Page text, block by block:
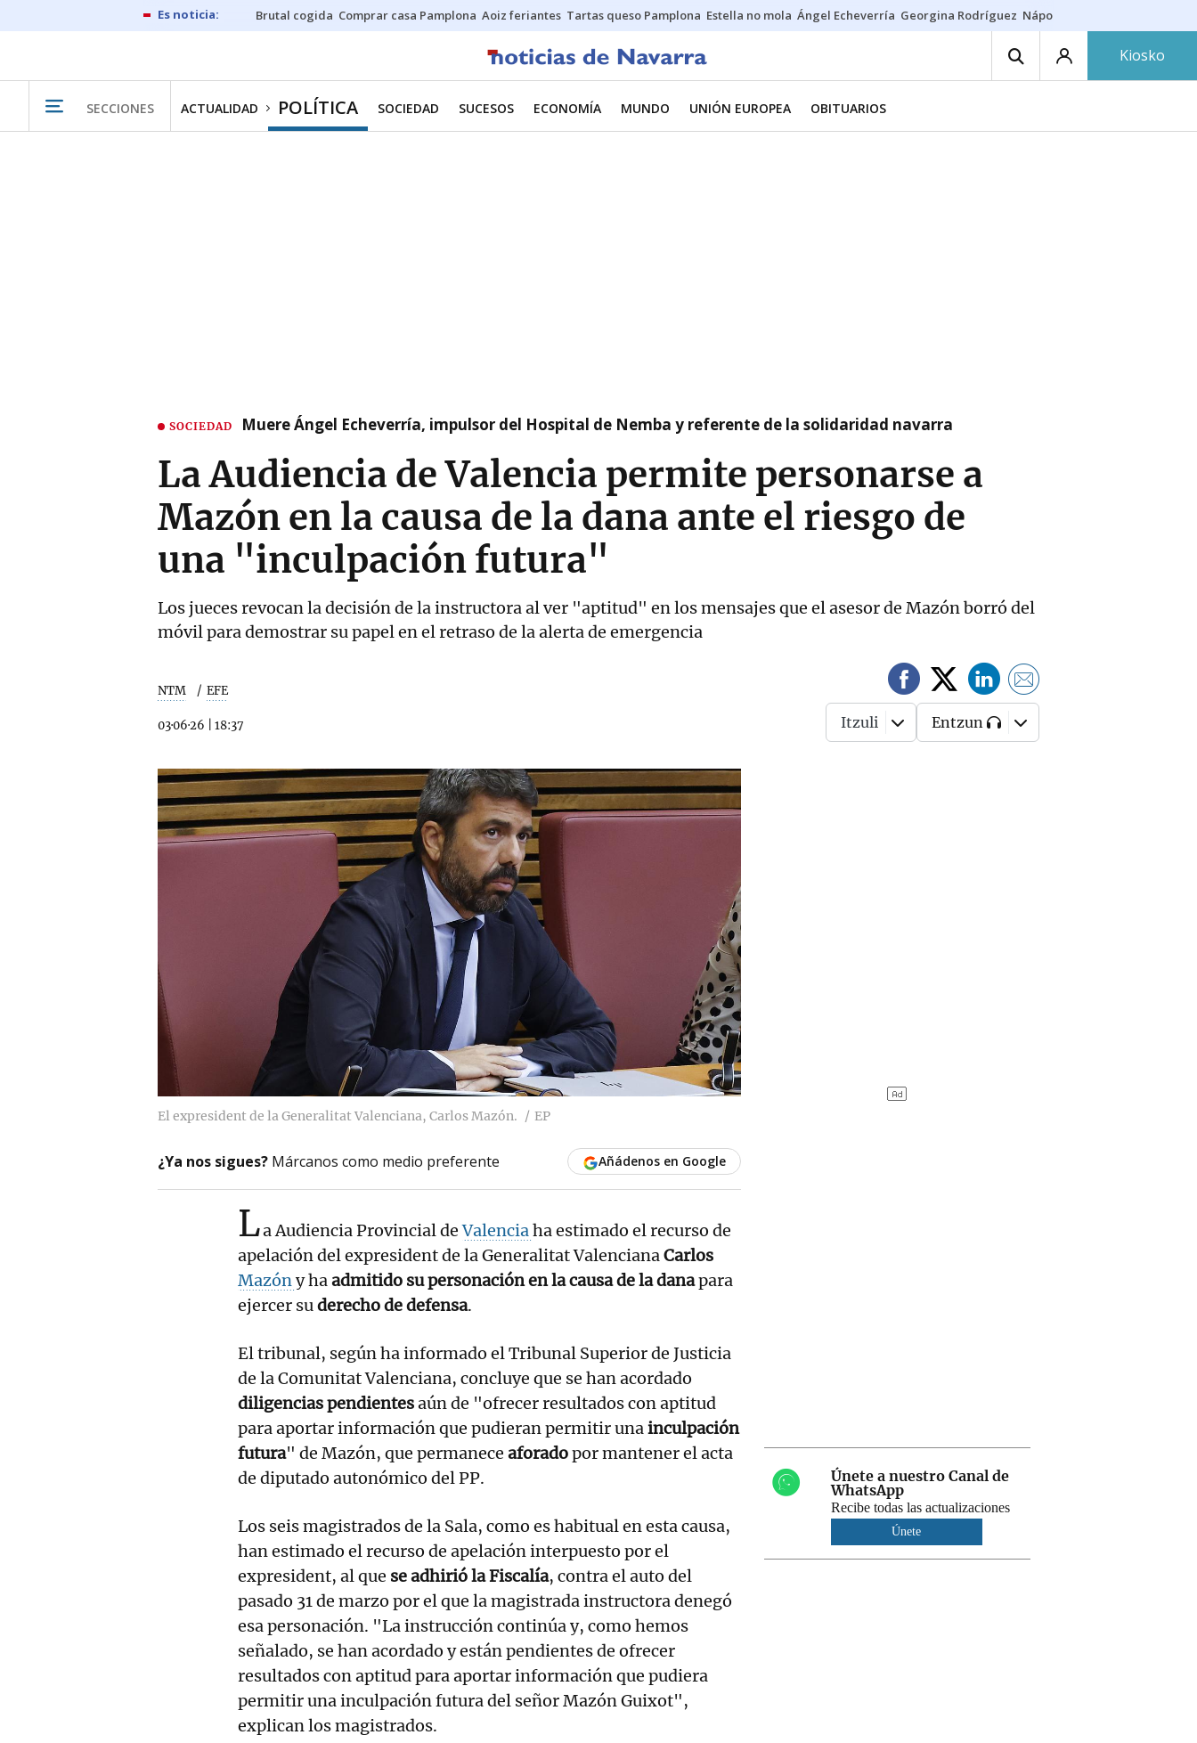
Brutal cogida Comprar casa Pamplona Aoiz feriantes Tartas queso Pamplona Estella no mola Ángel Echeverría Georgina Rodríguez Nápoles - Osasuna
Kiosko
SECCIONES ACTUALIDAD POLÍTICA SOCIEDAD SUCESOS ECONOMÍA MUNDO UNIÓN EUROPEA OBITUARIOS
SOCIEDAD Muere Ángel Echeverría, impulsor del Hospital de Nemba y referente de la solidaridad navarra
La Audiencia de Valencia permite personarse a
Mazón en la causa de la dana ante el riesgo de
una "inculpación futura"
Los jueces revocan la decisión de la instructora al ver "aptitud" en los mensajes que el asesor de Mazón borró del
móvil para demostrar su papel en el retraso de la alerta de emergencia
NTM EFE
03·06·26 18:37 Itzuli Entzun
El expresident de la Generalitat Valenciana, Carlos Mazón. EP
¿Ya nos sigues? Márcanos como medio preferente Añádenos en Google
La Audiencia Provincial deValenciaha estimado el recurso de
apelación del expresident de la Generalitat ValencianaCarlos
Mazóny haadmitido su personación en la causa de la danapara
ejercer suderecho de defensa.
El tribunal, según ha informado el Tribunal Superior de Justicia
de la Comunitat Valenciana, concluye que se han acordado
diligencias pendientesaún de "ofrecer resultados con aptitud
para aportar información que pudieran permitir unainculpación
futura" de Mazón, que permanece aforadopor mantener el acta
de diputado autonómico del PP.
Los seis magistrados de la Sala, como es habitual en esta causa,
han estimado el recurso de apelación interpuesto por el
expresident, al que se adhirió la Fiscalía, contra el auto del
pasado 31 de marzo por el que la magistrada instructora denegó
esa personación. "La instrucción continúa y, como hemos
señalado, se han acordado y están pendientes de ofrecer
resultados con aptitud para aportar información que pudiera
permitir una inculpación futura del señor Mazón Guixot",
explican los magistrados.
Únete a nuestro Canal de
WhatsApp
Recibe todas las actualizaciones
Únete